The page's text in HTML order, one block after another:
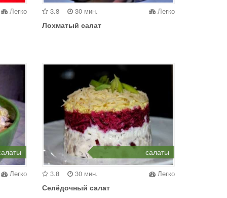
Легко 3.8 30 мин. Легко
Лохматый салат
Легко
салаты
3.8 30 мин. Легко
Селёдочный салат